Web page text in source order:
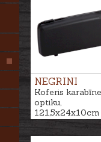
NEGRINI
Koferis
optiku,
121,5x24x10cm